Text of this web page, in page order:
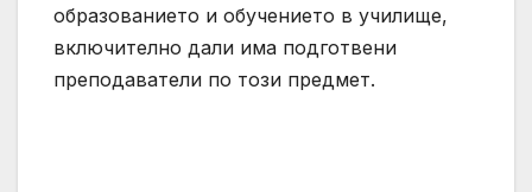
образованието и обучението в училище,
включително дали има подготвени
преподаватели по този предмет.